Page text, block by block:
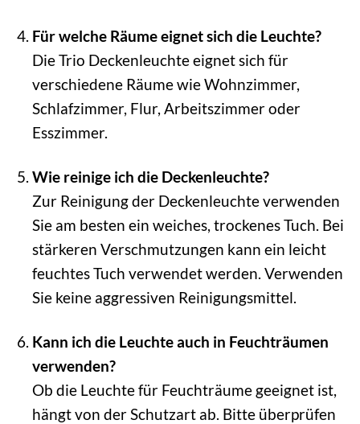
Für welche Räume eignet sich die Leuchte?
Die Trio Deckenleuchte eignet sich für
verschiedene Räume wie Wohnzimmer,
Schlafzimmer, Flur, Arbeitszimmer oder
Esszimmer.
Wie reinige ich die Deckenleuchte?
Zur Reinigung der Deckenleuchte verwenden
Sie am besten ein weiches, trockenes Tuch. Bei
stärkeren Verschmutzungen kann ein leicht
feuchtes Tuch verwendet werden. Verwenden
Sie keine aggressiven Reinigungsmittel.
Kann ich die Leuchte auch in Feuchträumen
verwenden?
Ob die Leuchte für Feuchträume geeignet ist,
hängt von der Schutzart ab. Bitte überprüfen